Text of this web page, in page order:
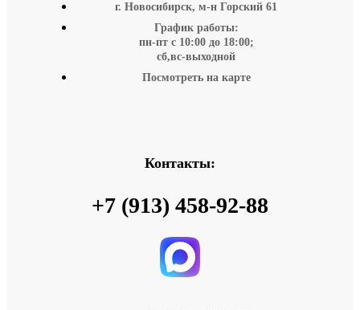
г. Новосибирск, м-н Горский 61
График работы:
пн-пт с 10:00 до 18:00;
сб,вс-выходной
Посмотреть на карте
Контакты:
+7 (913) 458-92-88